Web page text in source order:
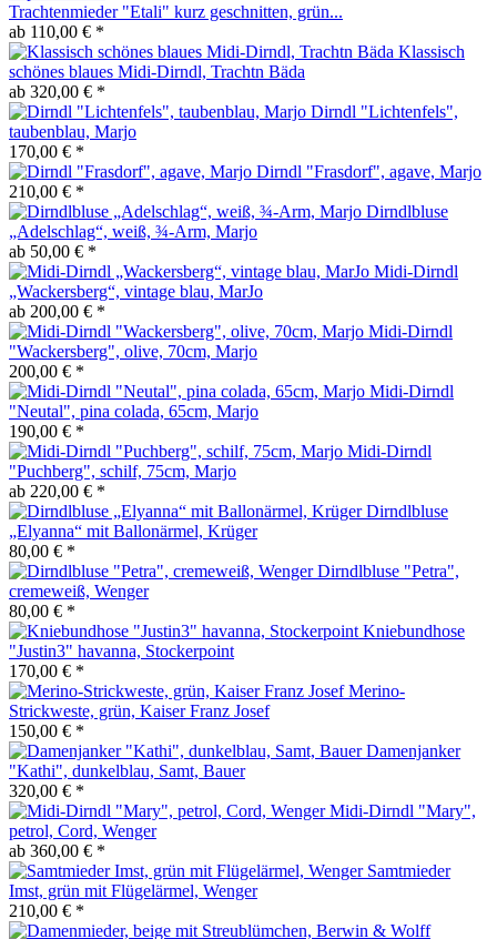
Trachtenmieder "Etali" kurz geschnitten, grün...
ab 110,00 € *
Klassisch
schönes blaues Midi-Dirndl, Trachtn Bäda
ab 320,00 € *
Dirndl "Lichtenfels",
taubenblau, Marjo
170,00 € *
Dirndl "Frasdorf", agave, Marjo
210,00 € *
Dirndlbluse
„Adelschlag“, weiß, ¾-Arm, Marjo
ab 50,00 € *
Midi-Dirndl
„Wackersberg“, vintage blau, MarJo
ab 200,00 € *
Midi-Dirndl
"Wackersberg", olive, 70cm, Marjo
200,00 € *
Midi-Dirndl
"Neutal", pina colada, 65cm, Marjo
190,00 € *
Midi-Dirndl
"Puchberg", schilf, 75cm, Marjo
ab 220,00 € *
Dirndlbluse
„Elyanna“ mit Ballonärmel, Krüger
80,00 € *
Dirndlbluse "Petra",
cremeweiß, Wenger
80,00 € *
Kniebundhose
"Justin3" havanna, Stockerpoint
170,00 € *
Merino-
Strickweste, grün, Kaiser Franz Josef
150,00 € *
Damenjanker
"Kathi", dunkelblau, Samt, Bauer
320,00 € *
Midi-Dirndl "Mary",
petrol, Cord, Wenger
ab 360,00 € *
Samtmieder
Imst, grün mit Flügelärmel, Wenger
210,00 € *